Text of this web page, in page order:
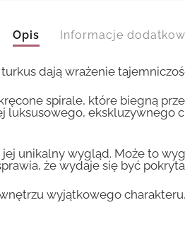
Opis Informacje
dają wrażenie
spirale, które biegną
luksusowego,
unikalny wygląd. Może to
że wydaje się być
wyjątkowego